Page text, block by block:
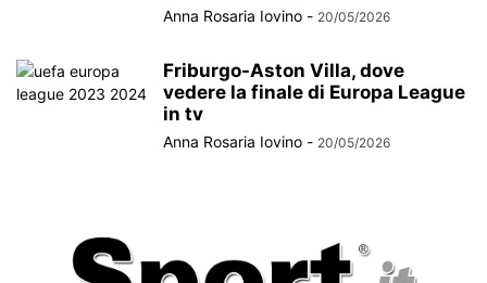
Anna Rosaria Iovino - 20/05/2026
Friburgo-Aston Villa, dove
vedere la finale di Europa League
in tv
Anna Rosaria Iovino - 20/05/2026